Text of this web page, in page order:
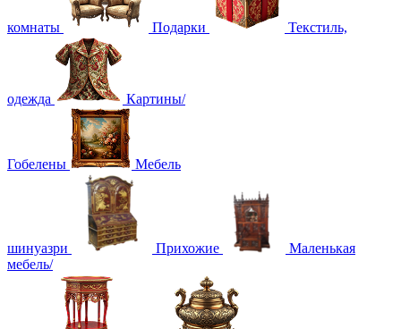
комнаты Подарки Текстиль,
одежда Картины/
Гобелены Мебель
шинуазри Прихожие
Маленькая
мебель/